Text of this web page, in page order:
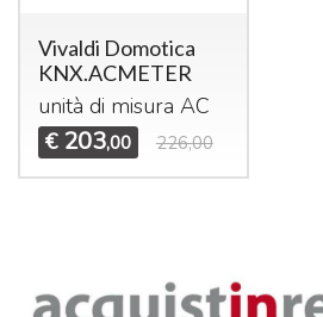
Vivaldi Domotica
KNX.ACMETER
unità di misura AC
€ 203,00 226,00